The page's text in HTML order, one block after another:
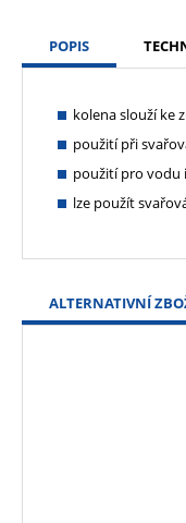
POPIS
kolena slouží ke
použití při
použití pro vodu
lze použít
ALTERNATIVNÍ